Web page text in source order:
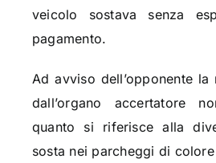
veicolo sostava senza
pagamento.
Ad avviso dell’opponente la
dall’organo accertatore
quanto si riferisce alla
sosta nei parcheggi di